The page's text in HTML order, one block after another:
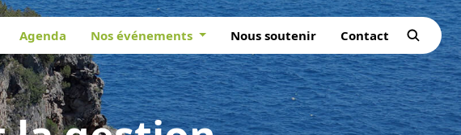
Agenda Nos événements Nous soutenir Contact